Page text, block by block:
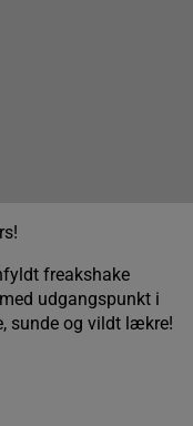
freakshake
udgangspunkt i
sunde og vildt lækre!